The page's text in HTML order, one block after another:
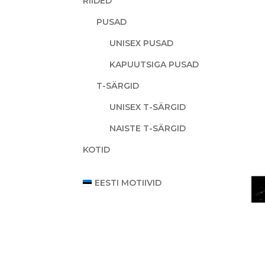
PUSAD
UNISEX PUSAD
KAPUUTSIGA PUSAD
T-SÄRGID
UNISEX T-SÄRGID
NAISTE T-SÄRGID
KOTID
EESTI MOTIIVID